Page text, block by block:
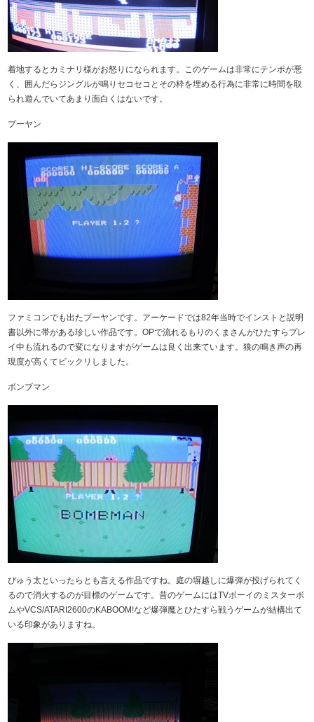
着地するとカミナリ様がお怒りになられます。このゲームは非常にテンポが悪
く、囲んだらジングルが鳴りセコセコとその枠を埋める行為に非常に時間を取
られ遊んでいてあまり面白くはないです。
プーヤン
ファミコンでも出たプーヤンです。アーケードでは82年当時でインストと説明
書以外に帯がある珍しい作品です。OPで流れるもりのくまさんがひたすらプレ
イ中も流れるので変になりますがゲームは良く出来ています。狼の鳴き声の再
現度が高くてビックリしました。
ボンブマン
ぴゅう太といったらとも言える作品ですね。庭の塀越しに爆弾が投げられてく
るので消火するのが目標のゲームです。昔のゲームにはTVボーイのミスターボ
ムやVCS/ATARI2600のKABOOM!など爆弾魔とひたすら戦うゲームが結構出て
いる印象がありますね。